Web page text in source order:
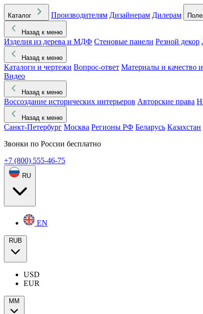
Каталог Производителям Дизайнерам Дилерам
Назад к меню
Изделия из дерева и МДФ Стеновые панели Резной декор
Назад к меню
Каталоги и чертежи Вопрос-ответ Материалы и качество
Видео
Назад к меню
Воссоздание исторических интерьеров Авторские права
Назад к меню
Санкт-Петербург Москва Регионы РФ Беларусь Казахстан
Звонки по России бесплатно
+7 (800) 555-46-75
RU
EN
RUB
USD
EUR
ММ